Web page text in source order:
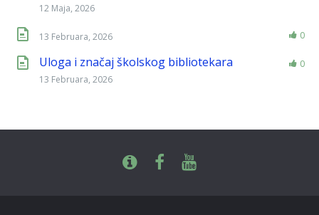
12 Maja, 2026
13 Februara, 2026 0
Uloga i značaj školskog bibliotekara
13 Februara, 2026
0